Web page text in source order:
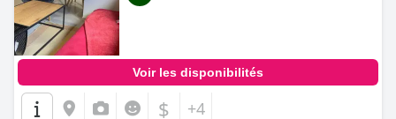
Voir les disponibilités
$ +4